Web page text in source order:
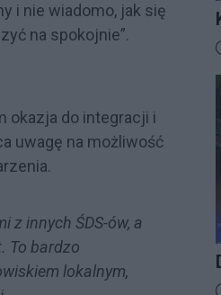
i nie wiadomo, jak się
na spokojnie”.
okazja do integracji i
uwagę na możliwość
z innych ŚDS-ów, a
To bardzo
lokalnym,